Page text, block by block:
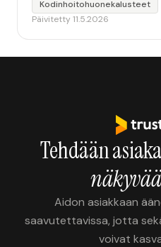
Kodinhoitohuonekalusteet
Päivitetty 11.5.2026
Tehdään
Aidon asiakkaan
saavutettavissa, jotta
voivat